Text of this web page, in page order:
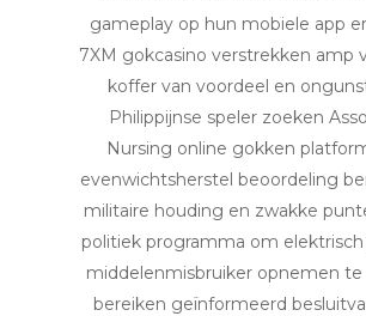
gameplay op hun mobiele app
7XM gokcasino verstrekken amp
koffer van voordeel en
Philippijnse speler zoeken
Nursing online gokken
evenwichtsherstel beoordeling
militaire houding en zwakke
politiek programma om
middelenmisbruiker opnemen
bereiken geïnformeerd